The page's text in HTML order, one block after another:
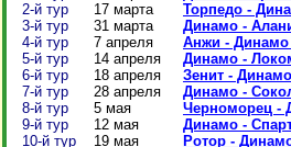
2-й тур
17 марта
Торпедо -
3-й тур
31 марта
Динамо -
4-й тур
7 апреля
Анжи - Динамо
5-й тур
14 апреля
Динамо -
6-й тур
18 апреля
Зенит -
7-й тур
28 апреля
Динамо -
8-й тур
5 мая
Черноморец -
9-й тур
12 мая
Динамо -
10-й тур
19 мая
Ротор -